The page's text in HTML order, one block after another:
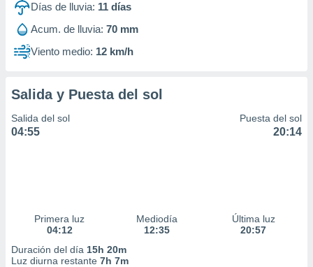
Días de lluvia: 11 días
Acum. de lluvia: 70 mm
Viento medio: 12 km/h
Salida y Puesta del sol
Salida del sol
04:55
Puesta del sol
20:14
Primera luz
04:12
Mediodía
12:35
Última luz
20:57
Duración del día 15h 20m
Luz diurna restante 7h 7m